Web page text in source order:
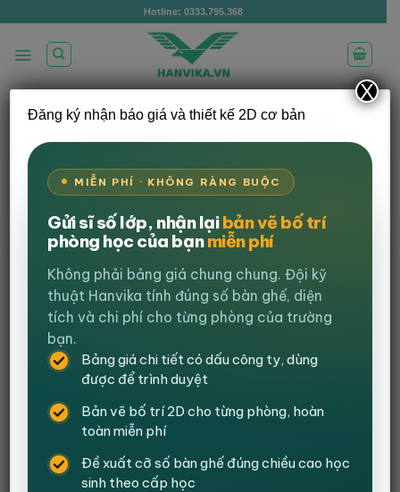
qua
dung
Hotline: 0333.795.368
TRANG CHỦ / GHẾ VĂN PHÒNG /
GHẾ NHÂN
LỌC
Đăng ký nhận báo giá và thiết kế 2D cơ bản
MIỄN PHÍ · KHÔNG RÀNG BUỘC
Gửi sĩ số lớp, nhận lạibản vẽ bố trí
phòng học của bạnmiễn phí
Không phải bảng giá chung chung. Đội kỹ
thuật Hanvika tính đúng số bàn ghế, diện
tích và chi phí cho từng phòng của trường
bạn.
Bảng giá chi tiết có dấu công ty, dùng
được để trình duyệt
Bản vẽ bố trí 2D cho từng phòng, hoàn
toàn miễn phí
Đề xuất cỡ số bàn ghế đúng chiều cao học
sinh theo cấp học
X